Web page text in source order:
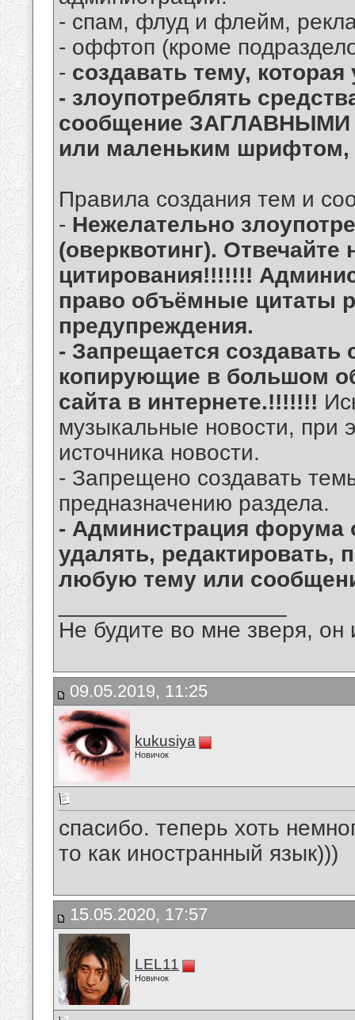
- спам, флуд и флейм,
- оффтоп (кроме
- создавать тему,
- злоупотреблять
сообщение ЗАГЛАВНЫМИ
или маленьким шрифтом,
Правила создания тем и
- Нежелательно
(оверквотинг).
цитирования!!!!!!!
право объёмные цитаты
предупреждения.
- Запрещается
копирующие в большом
сайта в интернете.!!!!!!!
музыкальные новости, при
источника новости.
- Запрещено создавать
предназначению раздела.
- Администрация форума
удалять, редактировать,
любую тему или
Не будите во мне зверя, он
09.05.2019, 11:25
kukusiya
Новичок
спасибо. теперь хоть
то как иностранный язык)))
15.05.2020, 17:57
LEL11
Новичок